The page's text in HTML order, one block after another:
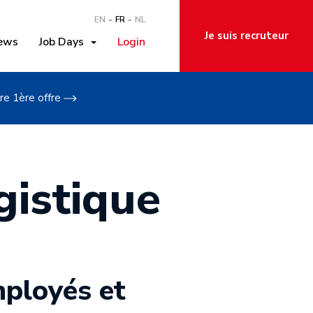
EN FR NL
Job Days Login Je suis recruteur
1ère offre
et